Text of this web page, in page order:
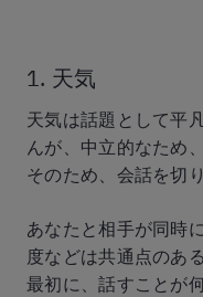
1. 天気
天気は話題として平
んが、中立的なため
そのため、会話を切
あなたと相手が同時
度などは共通点のあ
最初に、話すことが